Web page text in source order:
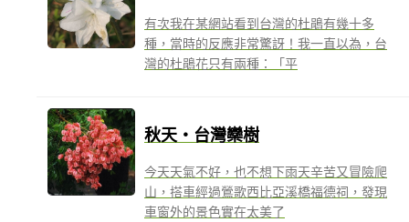
有次我在某網站看到台灣的杜鵑有幾十多
種，當時的反應非常驚訝！我一直以為，台
灣的杜鵑花只有兩種：「平
秋天‧台灣欒樹
今天天氣不好，也不想下雨天辛苦又冒險爬
山，搭車經過鶯歌西比亞溪橋福德祠，發現
車窗外的景色實在太美了